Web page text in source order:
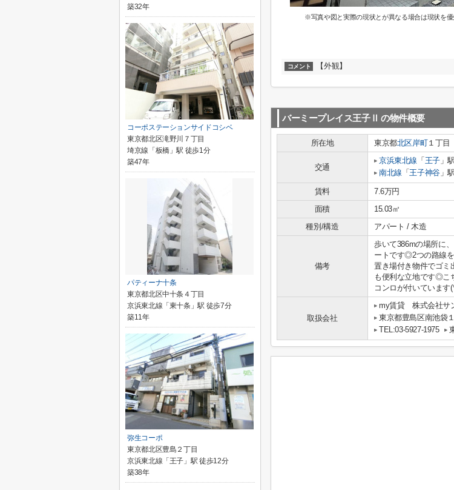
※写真や図と実際の現状とが異なる場合は現状を
コメント 【外観】
バーミープレイス王子Ⅱ の物件概要
所在地 東京都北区岸町１丁目
交通
京浜東北線 「 王子」
南北線 「王子神谷」
賃料 7.6万円
面積
15.03㎡
種別/構造
アパート / 木造
備考
歩いて386mの場所に
ートです◎2つの路線
置き場付き物件でゴ
も便利な立地です◎こ
コンロが付いています
取扱会社
my賃貸 株式会社サ
東京都豊島区南池袋
TEL:03-5927-1975
築32年
コーポステーションサイドコシベ
東京都北区滝野川７丁目
埼京線「板橋」駅 徒歩1分
築47年
パティーナ十条
東京都北区中十条４丁目
京浜東北線「東十条」駅 徒歩7分
築11年
弥生コーポ
東京都北区豊島２丁目
京浜東北線「王子」駅 徒歩12分
築38年